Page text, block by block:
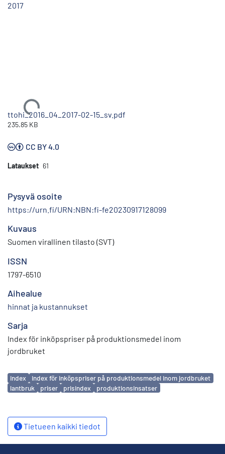
2017
Ladataan...
ttohi_2016_04_2017-02-15_sv.pdf
235.85 KB
CC BY 4.0
Lataukset 61
Pysyvä osoite
https://urn.fi/URN:NBN:fi-fe20230917128099
Kuvaus
Suomen virallinen tilasto (SVT)
ISSN
1797-6510
Aihealue
hinnat ja kustannukset
Sarja
Index för inköpspriser på produktionsmedel inom
jordbruket
Avainsanat
index
index för inköpspriser på produktionsmedel inom jordbruket
lantbruk
priser prisindex produktionsinsatser
Tietueen kaikki tiedot